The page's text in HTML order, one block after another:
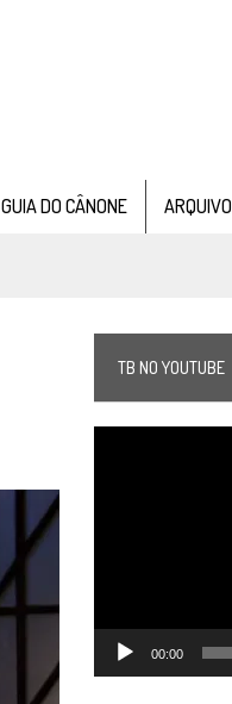
GUIA DO CÂNONE ARQUIVO
TB NO YOUTUBE
00:00